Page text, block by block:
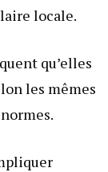
locale.
qu’elles
les mêmes